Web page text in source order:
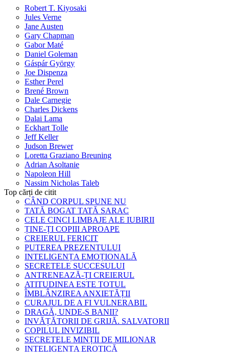
Robert T. Kiyosaki
Jules Verne
Jane Austen
Gary Chapman
Gabor Maté
Daniel Goleman
Gáspár György
Joe Dispenza
Esther Perel
Brené Brown
Dale Carnegie
Charles Dickens
Dalai Lama
Eckhart Tolle
Jeff Keller
Judson Brewer
Loretta Graziano Breuning
Adrian Asoltanie
Napoleon Hill
Nassim Nicholas Taleb
Top cărți de citit
CÂND CORPUL SPUNE NU
TATĂ BOGAT TATĂ SARAC
CELE CINCI LIMBAJE ALE IUBIRII
ȚINE-ȚI COPIII APROAPE
CREIERUL FERICIT
PUTEREA PREZENTULUI
INTELIGENȚA EMOȚIONALĂ
SECRETELE SUCCESULUI
ANTRENEAZĂ-ȚI CREIERUL
ATITUDINEA ESTE TOTUL
ÎMBLÂNZIREA ANXIETĂȚII
CURAJUL DE A FI VULNERABIL
DRAGĂ, UNDE-S BANII?
INVĂȚĂTORII DE GRIJĂ. SALVATORII
COPILUL INVIZIBIL
SECRETELE MINȚII DE MILIONAR
INTELIGENȚA EROTICĂ